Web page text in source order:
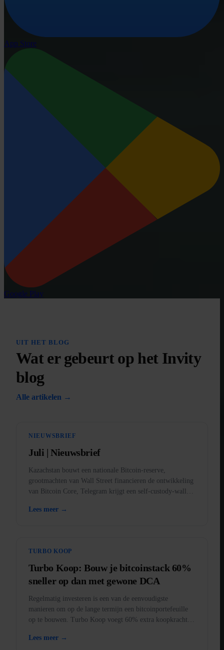
App Store
Google Play
UIT HET BLOG
Wat er gebeurt op het Invity
blog
Alle artikelen →
NIEUWSBRIEF
Juli | Nieuwsbrief
Kazachstan bouwt een nationale Bitcoin-reserve,
grootmachten van Wall Street financieren de ontwikkeling
van Bitcoin Core, Telegram krijgt een self-custody-wallet,
Lees meer →
TURBO KOOP
Turbo Koop: Bouw je bitcoinstack 60%
sneller op dan met gewone DCA
Regelmatig investeren is een van de eenvoudigste
manieren om op de lange termijn een bitcoinportefeuille
op te bouwen. Turbo Koop voegt 60% extra koopkracht
Lees meer →